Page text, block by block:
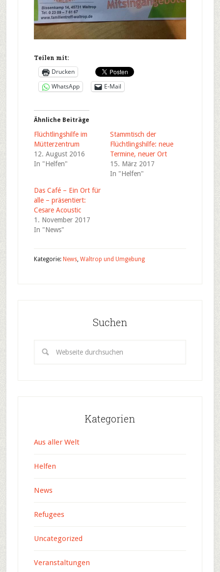
Teilen mit:
Drucken
WhatsApp
E-Mail
Ähnliche Beiträge
Flüchtlingshilfe im
Mütterzentrum
12. August 2016
In "Helfen"
Stammtisch der
Flüchtlingshilfe: neue
Termine, neuer Ort
15. März 2017
In "Helfen"
Das Café – Ein Ort für
alle – präsentiert:
Cesare Acoustic
1. November 2017
In "News"
Kategorie: News, Waltrop und Umgebung
Suchen
Kategorien
Aus aller Welt
Helfen
News
Refugees
Uncategorized
Veranstaltungen